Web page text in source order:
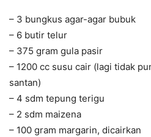
– 3 bungkus agar-agar bubuk
– 6 butir telur
– 375 gram gula pasir
– 1200 cc susu cair (lagi tidak
santan)
– 4 sdm tepung terigu
– 2 sdm maizena
– 100 gram margarin, dicairkan